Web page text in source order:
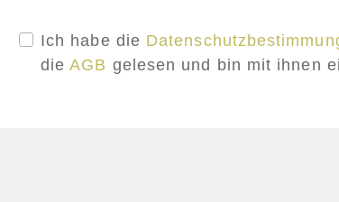
Ich habe die
dieAGB gelesen und bin mit ihnen